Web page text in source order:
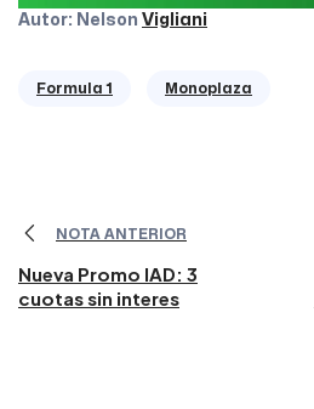
Autor: Nelson Vigliani
Formula 1 Monoplaza
NOTA ANTERIOR
Nueva Promo IAD: 3
cuotas sin interes